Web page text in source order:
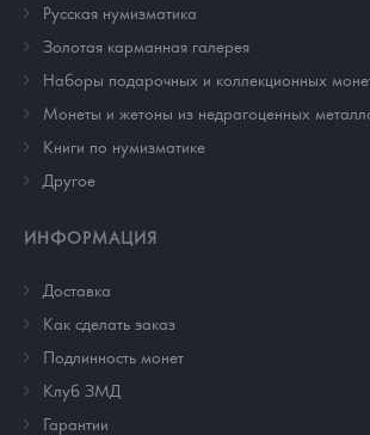
Русская нумизматика
Золотая карманная галерея
Наборы подарочных и коллекционных
Монеты и жетоны из недрагоценных
Книги по нумизматике
Другое
ИНФОРМАЦИЯ
Доставка
Как сделать заказ
Подлинность монет
Клуб ЗМД
Гарантии